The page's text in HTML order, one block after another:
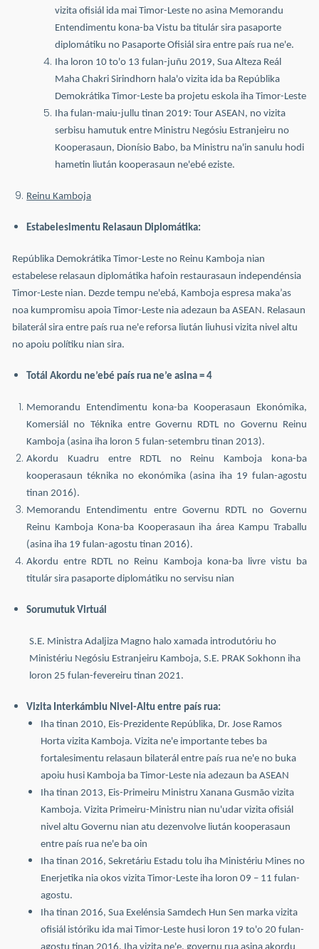
vizita ofisiál ida mai Timor-Leste no asina Memorandu
Entendimentu kona-ba Vistu ba titulár sira pasaporte
diplomátiku no Pasaporte Ofisiál sira entre país rua ne'e.
Iha loron 10 to'o 13 fulan-juñu 2019, Sua Alteza Reál
Maha Chakri Sirindhorn hala'o vizita ida ba Repúblika
Demokrátika Timor-Leste ba projetu eskola iha Timor-Leste
Iha fulan-maiu-jullu tinan 2019: Tour ASEAN, no vizita
serbisu hamutuk entre Ministru Negósiu Estranjeiru no
Kooperasaun, Dionísio Babo, ba Ministru na'in sanulu hodi
hametin liután kooperasaun ne'ebé eziste.
Reinu Kamboja
Estabelesimentu Relasaun Diplomátika:
Repúblika Demokrátika Timor-Leste no Reinu Kamboja nian
estabelese relasaun diplomátika hafoin restaurasaun independénsia
Timor-Leste nian. Dezde tempu ne'ebá, Kamboja espresa maka’as
noa kumpromisu apoia Timor-Leste nia adezaun ba ASEAN. Relasaun
bilaterál sira entre país rua ne'e reforsa liután liuhusi vizita nivel altu
no apoiu polítiku nian sira.
Totál Akordu ne’ebé país rua ne’e asina = 4
Memorandu Entendimentu kona-ba Kooperasaun Ekonómika,
Komersiál no Téknika entre Governu RDTL no Governu Reinu
Kamboja (asina iha loron 5 fulan-setembru tinan 2013).
Akordu Kuadru entre RDTL no Reinu Kamboja kona-ba
kooperasaun téknika no ekonómika (asina iha 19 fulan-agostu
tinan 2016).
Memorandu Entendimentu entre Governu RDTL no Governu
Reinu Kamboja Kona-ba Kooperasaun iha área Kampu Traballu
(asina iha 19 fulan-agostu tinan 2016).
Akordu entre RDTL no Reinu Kamboja kona-ba livre vistu ba
titulár sira pasaporte diplomátiku no servisu nian
Sorumutuk Virtuál
S.E. Ministra Adaljiza Magno halo xamada introdutóriu ho
Ministériu Negósiu Estranjeiru Kamboja, S.E. PRAK Sokhonn iha
loron 25 fulan-fevereiru tinan 2021.
Vizita Interkámbiu Nivel-Altu entre país rua:
Iha tinan 2010, Eis-Prezidente Repúblika, Dr. Jose Ramos
Horta vizita Kamboja. Vizita ne'e importante tebes ba
fortalesimentu relasaun bilaterál entre país rua ne'e no buka
apoiu husi Kamboja ba Timor-Leste nia adezaun ba ASEAN
Iha tinan 2013, Eis-Primeiru Ministru Xanana Gusmão vizita
Kamboja. Vizita Primeiru-Ministru nian nu'udar vizita ofisiál
nivel altu Governu nian atu dezenvolve liután kooperasaun
entre país rua ne'e ba oin
Iha tinan 2016, Sekretáriu Estadu tolu iha Ministériu Mines no
Enerjetika nia okos vizita Timor-Leste iha loron 09 – 11 fulan-
agostu.
Iha tinan 2016, Sua Exelénsia Samdech Hun Sen marka vizita
ofisiál istóriku ida mai Timor-Leste husi loron 19 to'o 20 fulan-